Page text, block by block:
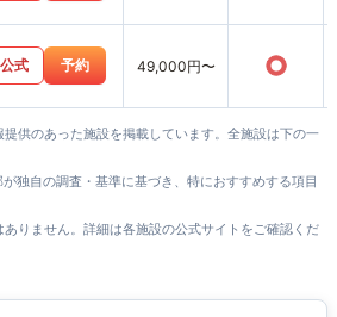
公式 予約 49,000円〜 ○
供のあった施設を掲載しています。全施設は下の一
独自の調査・基準に基づき、特におすすめする項目
りません。詳細は各施設の公式サイトをご確認くだ